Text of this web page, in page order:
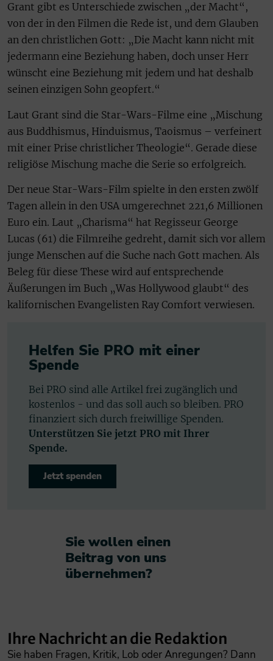
Grant gibt es Unterschiede zwischen „der Macht“,
von der in den Filmen die Rede ist, und dem Glauben
an den christlichen Gott: „Die Macht kann nicht mit
jedermann eine Beziehung haben, doch unser Herr
wünscht eine Beziehung mit jedem und hat deshalb
seinen einzigen Sohn geopfert.“
Laut Grant sind die Star-Wars-Filme eine „Mischung
aus Buddhismus, Hinduismus, Taoismus – verfeinert
mit einer Prise christlicher Theologie“. Gerade diese
religiöse Mischung mache die Serie so erfolgreich.
Der neue Star-Wars-Film spielte in den ersten zwölf
Tagen allein in den USA umgerechnet 221,6 Millionen
Euro ein. Laut „Charisma“ hat Regisseur George
Lucas (61) die Filmreihe gedreht, damit sich vor allem
junge Menschen auf die Suche nach Gott machen. Als
Beleg für diese These wird auf entsprechende
Äußerungen im Buch „Was Hollywood glaubt“ des
kalifornischen Evangelisten Ray Comfort verwiesen.
Helfen Sie PRO mit einer
Spende
Bei PRO sind alle Artikel frei zugänglich und
kostenlos - und das soll auch so bleiben. PRO
finanziert sich durch freiwillige Spenden.
Unterstützen Sie jetzt PRO mit Ihrer
Spende.
Jetzt spenden
Sie wollen einen
Beitrag von uns
übernehmen?​
Ihre Nachricht an die Redaktion
Sie haben Fragen, Kritik, Lob oder Anregungen? Dann